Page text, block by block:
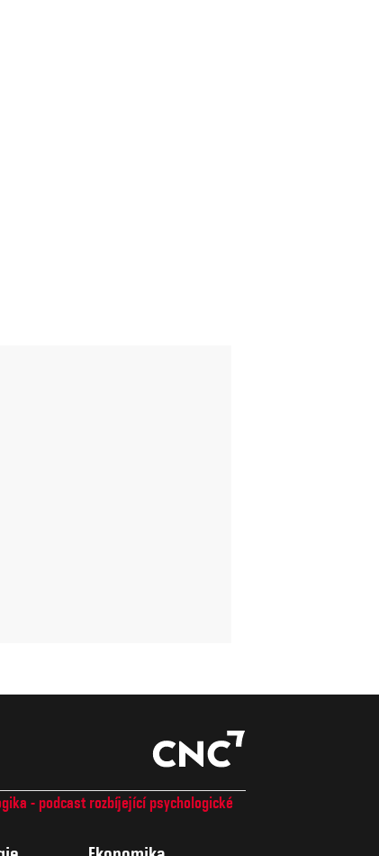
- podcast rozbíjející psychologické